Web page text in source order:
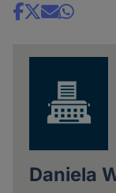
Share
Daniela